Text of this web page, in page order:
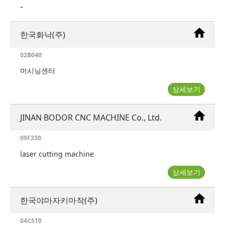
-
한국화낙(주)
02B040
머시닝센터
상세보기
JINAN BODOR CNC MACHINE Co., Ltd.
09F230
laser cutting machine
상세보기
한국야마자키마작(주)
04C510